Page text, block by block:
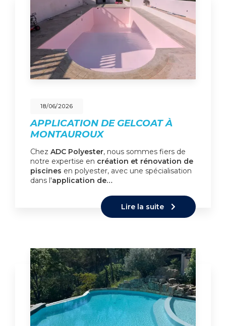
18/06/2026
APPLICATION DE GELCOAT À
MONTAUROUX
Chez ADC Polyester, nous sommes fiers de
notre expertise en création et rénovation de
piscines en polyester, avec une spécialisation
dans l'application de…
Lire la suite